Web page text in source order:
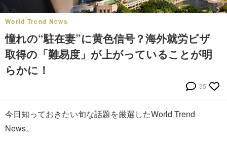
World Trend News
憧れの“駐在妻”に黄色信号？海外就労ビザ
取得の「難易度」が上がっていることが明
らかに！
35
今日知っておきたい旬な話題を厳選したWorld Trend
News。